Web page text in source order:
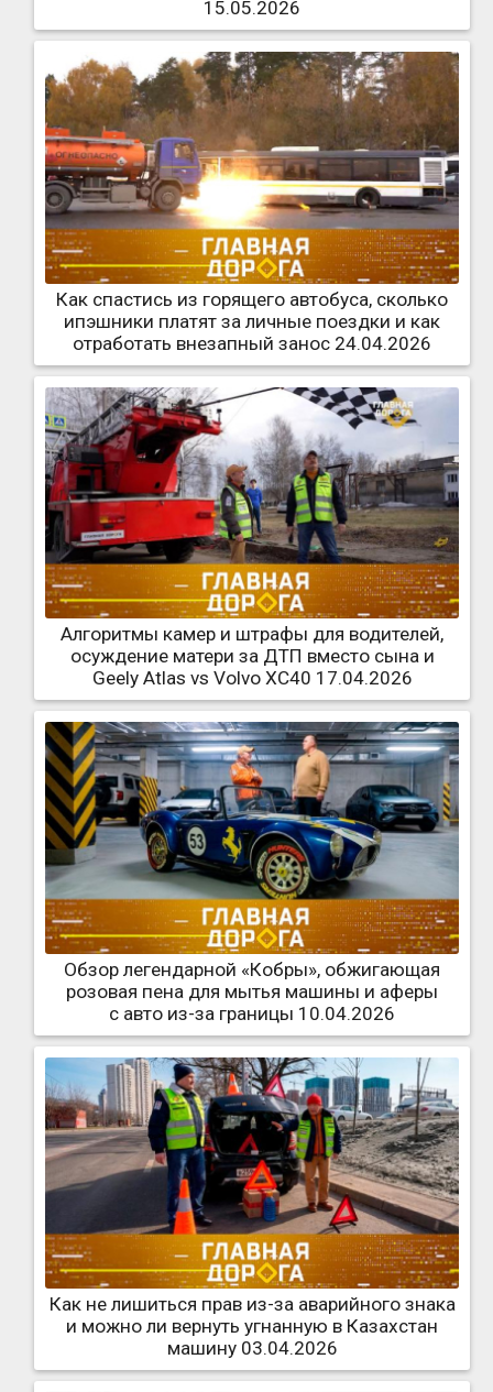
15.05.2026
Как спастись из горящего автобуса, сколько
ипэшники платят за личные поездки и как
отработать внезапный занос 24.04.2026
Алгоритмы камер и штрафы для водителей,
осуждение матери за ДТП вместо сына и
Geely Atlas vs Volvo XC40 17.04.2026
Обзор легендарной «Кобры», обжигающая
розовая пена для мытья машины и аферы
с авто из-за границы 10.04.2026
Как не лишиться прав из-за аварийного знака
и можно ли вернуть угнанную в Казахстан
машину 03.04.2026